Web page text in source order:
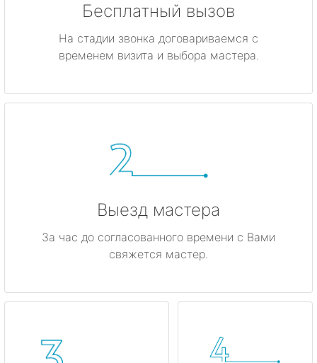
Бесплатный вызов
На стадии звонка договариваемся с
временем визита и выбора мастера.
Выезд мастера
За час до согласованного времени с Вами
свяжется мастер.